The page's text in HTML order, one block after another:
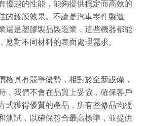
優越的性能，能夠提供穩定而高效的
的鍍膜效果。不論是汽車零件製造
還是塑膠製品製造業，這些機器都能
應對不同材料的表面處理需求。
格具有競爭優勢，相對於全新設備，
，我們不會在品質上妥協，確保客戶
式獲得優質的產品，所有整修品均經
測試，以確保符合最高標準，並提供